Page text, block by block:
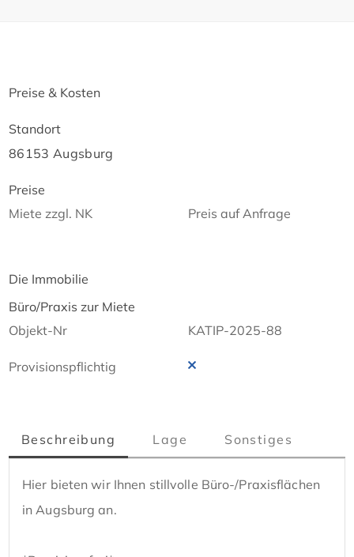
Preise & Kosten
Standort
86153 Augsburg
Preise
Miete zzgl. NK
Preis auf Anfrage
Die Immobilie
Büro/Praxis zur Miete
Objekt-Nr
KATIP-2025-88
Provisionspflichtig
Beschreibung Lage Sonstiges
Hier bieten wir Ihnen stillvolle Büro-/Praxisflächen
in Augsburg an.